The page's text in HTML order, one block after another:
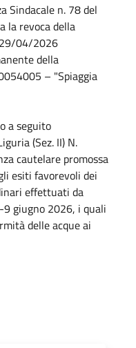
Sindacale n. 78 del
la revoca della
29/04/2026
della
– "Spiaggia
a seguito
(Sez. II) N.
cautelare promossa
esiti favorevoli dei
effettuati da
9 giugno 2026, i quali
delle acque ai